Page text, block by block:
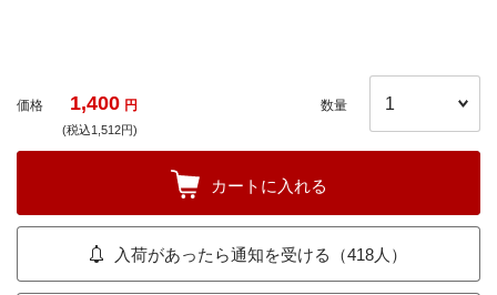
価格 1,400 円
(税込1,512円)
数量
カートに入れる
入荷があったら通知を受ける（418人）